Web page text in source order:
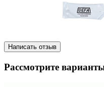
Написать отзыв
Рассмотрите